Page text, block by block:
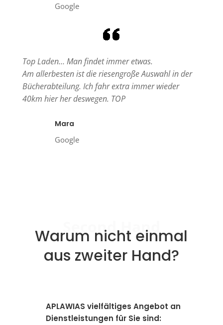
Google
Top Laden… Man findet immer etwas.
Am allerbesten ist die riesengroße Auswahl in der
Bücherabteilung. Ich fahr extra immer wieder
40km hier her deswegen. TOP
Mara
Google
Second Hand
Warum nicht einmal
aus zweiter Hand?
APLAWIAS vielfältiges Angebot an
Dienstleistungen für Sie sind: